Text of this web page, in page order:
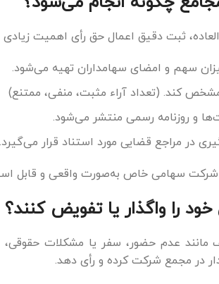
ثبت دقیق اعمال حق رأی اهمیت زیادی
سهم و امضای سهامداران تهیه می‌شود.
کند. (تعداد آراء مثبت، منفی، ممتنع)
و روزنامه رسمی منتشر می‌شود.
در مراجع قضایی مورد استناد قرار می‌گیرد.
سهامی خاص به‌صورت واقعی و قابل
را واگذار یا تفویض کنند؟
مانند عدم حضور، سفر یا مشکلات
در مجمع شرکت کرده و رأی دهد.